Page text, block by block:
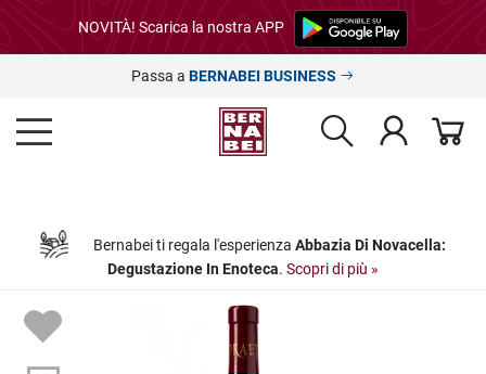
NOVITÀ! Scarica la nostra APP
Passa a BERNABEI BUSINESS
Bernabei ti regala l'esperienza Abbazia Di Novacella:
Degustazione In Enoteca. Scopri di più »